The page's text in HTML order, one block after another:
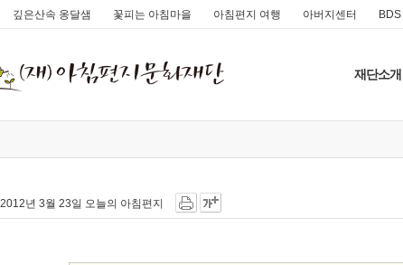
깊은산속 옹달샘 꽃피는 아침마을 아침편지 여행 아버지센터 BDS
재단소개
2012년 3월 23일 오늘의 아침편지